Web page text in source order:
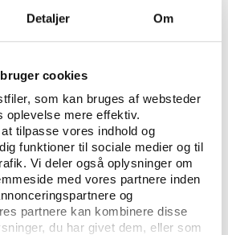
Detaljer Om
cookies
som kan bruges af websteder
oplevelse mere effektiv.
tilpasse vores indhold og
funktioner til sociale medier og til
Vi deler også oplysninger om
med vores partnere inden
og
partnere kan kombinere disse
du har givet dem, eller som
I IDRÆT, SUNDHED OG CIVILSAMFUND, SDU
og Kost på Recept varetages
Bjarne Ibsen, Center for forskning
Civilsamfund på Syddansk
af Marie Overbye og i
Saltin, Rigshospitalet, og
bygger
læger og